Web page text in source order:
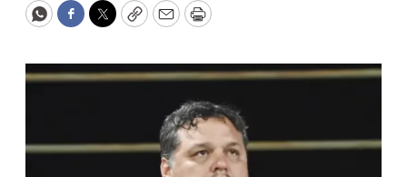
WhatsApp
Facebook
Twitter
CopyEmailPrint